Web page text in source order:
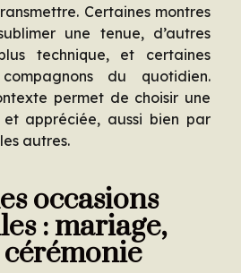
Certaines montres
une tenue, d’autres
technique, et certaines
du quotidien.
permet de choisir une
et appréciée, aussi bien par
autres.
occasions
: mariage,
cérémonie